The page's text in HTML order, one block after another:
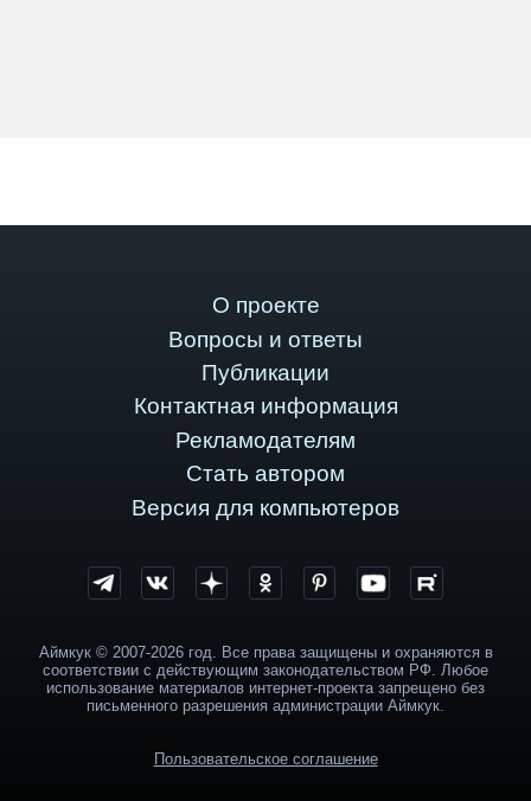
О проекте
Вопросы и ответы
Публикации
Контактная информация
Рекламодателям
Стать автором
Версия для компьютеров
Аймкук © 2007-2026 год. Все права защищены и охраняются в
соответствии с действующим законодательством РФ. Любое
использование материалов интернет-проекта запрещено без
письменного разрешения администрации Аймкук.
Пользовательское соглашение